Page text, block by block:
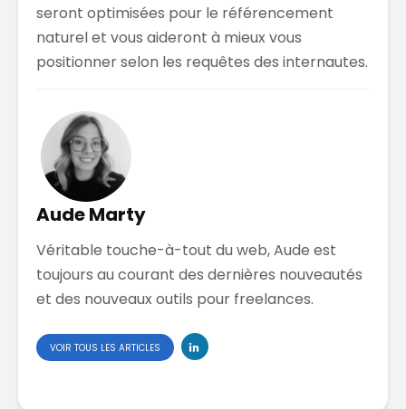
seront optimisées pour le référencement
naturel et vous aideront à mieux vous
positionner selon les requêtes des internautes.
Aude Marty
Véritable touche-à-tout du web, Aude est
toujours au courant des dernières nouveautés
et des nouveaux outils pour freelances.
VOIR TOUS LES ARTICLES